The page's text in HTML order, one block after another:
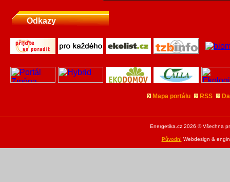
Odkazy
Mapa portálu RSS
Energetika.cz 2026 © Všechna
PůvodníWebdesign &